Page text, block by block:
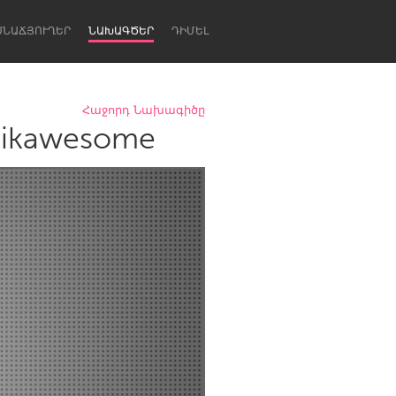
ՆԱԽԱԳԾԵՐ ԴԻՄԵԼ
Newcastle
Հաջորդ Նախագիծը